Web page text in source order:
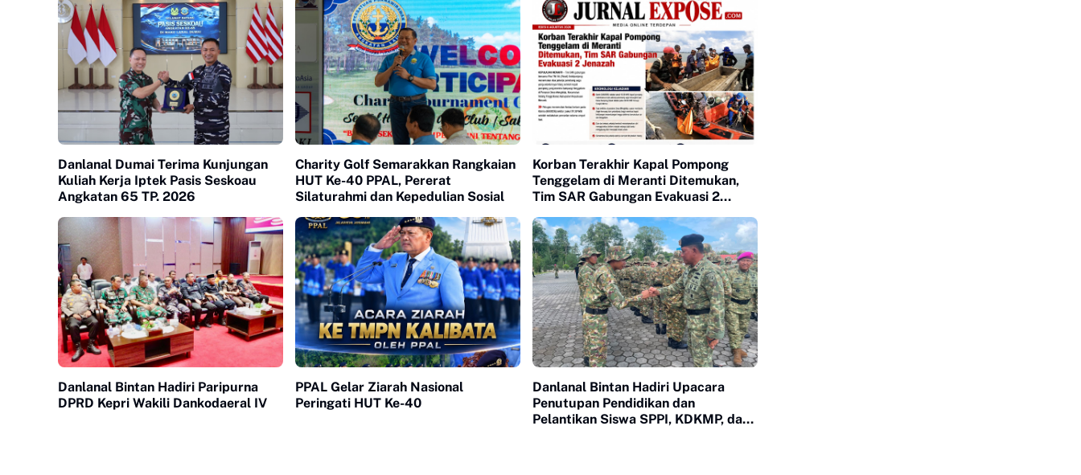
Danlanal Dumai Terima Kunjungan
Kuliah Kerja Iptek Pasis Seskoau
Angkatan 65 TP. 2026
Charity Golf Semarakkan Rangkaian
HUT Ke-40 PPAL, Pererat
Silaturahmi dan Kepedulian Sosial
Korban Terakhir Kapal Pompong
Tenggelam di Meranti Ditemukan,
Tim SAR Gabungan Evakuasi 2
Danlanal Bintan Hadiri Paripurna
DPRD Kepri Wakili Dankodaeral IV
PPAL Gelar Ziarah Nasional
Peringati HUT Ke-40
Danlanal Bintan Hadiri Upacara
Penutupan Pendidikan dan
Pelantikan Siswa SPPI, KDKMP, dan